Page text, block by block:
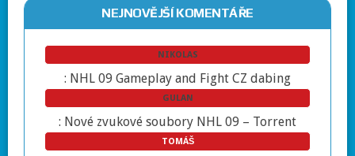
NEJNOVĚJŠÍ KOMENTÁŘE
NIKOLAS
: NHL 09 Gameplay and Fight CZ dabing
GULAN
: Nové zvukové soubory NHL 09 – Torrent
TOMÁŠ